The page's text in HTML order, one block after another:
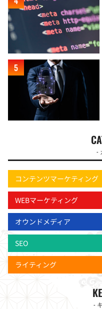
-
コンテンツマーケティング
WEBマーケティング
オウンドメディア
SEO
ライティング
-